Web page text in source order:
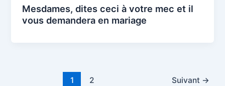
Mesdames, dites ceci à votre mec et il
vous demandera en mariage
1 2 Suivant →